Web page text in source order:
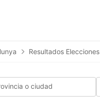
Resultados Elecciones
o ciudad